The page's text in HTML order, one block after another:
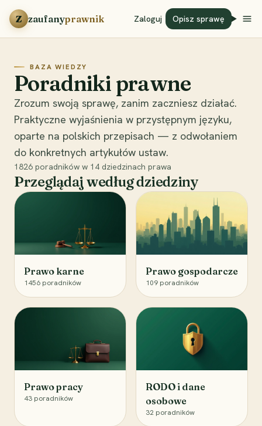
Przejdź do treści
Z zaufanyprawnik Zaloguj Opisz sprawę
BAZA WIEDZY
Poradniki prawne
Zrozum swoją sprawę, zanim zaczniesz działać.
Praktyczne wyjaśnienia w przystępnym języku,
oparte na polskich przepisach — z odwołaniem
do konkretnych artykułów ustaw.
1826 poradników w 14 dziedzinach prawa
Przeglądaj według dziedziny
Prawo karne
1456 poradników
Prawo gospodarcze
109 poradników
Prawo pracy
43 poradników
RODO i dane
osobowe
32 poradników